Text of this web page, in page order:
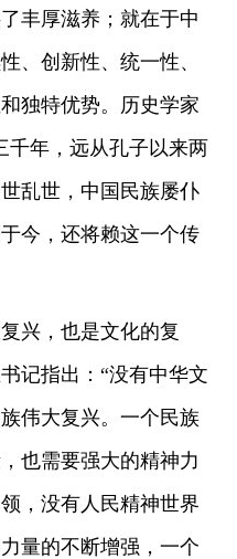
丰厚滋养；就在于中
、创新性、统一性、
独特优势。历史学家
千年，远从孔子以来两
乱世，中国民族屡仆
今，还将赖这一个传
，也是文化的复
记指出：“没有中华文
伟大复兴。一个民族
也需要强大的精神力
，没有人民精神世界
量的不断增强，一个